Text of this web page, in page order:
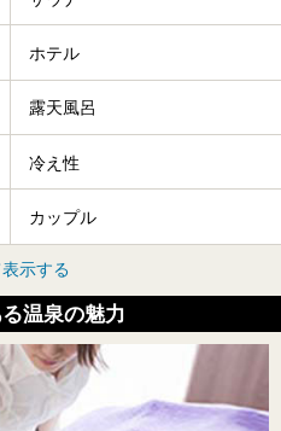
ホテル
露天風呂
冷え性
カップル
示する
温泉の魅力